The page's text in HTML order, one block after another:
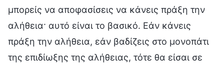
μπορείς να αποφασίσεις να κάνεις πράξη την
αλήθεια· αυτό είναι το βασικό. Εάν κάνεις
πράξη την αλήθεια, εάν βαδίζεις στο μονοπάτι
της επιδίωξης της αλήθειας, τότε θα είσαι σε